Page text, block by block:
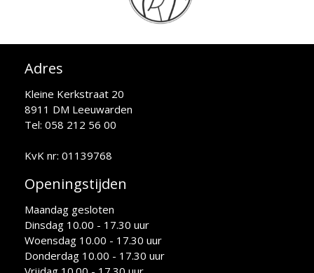
Adres
Kleine Kerkstraat 20
8911 DM Leeuwarden
Tel: 058 212 56 00
KvK nr: 01139768
Openingstijden
Maandag gesloten
Dinsdag 10.00 - 17.30 uur
Woensdag 10.00 - 17.30 uur
Donderdag 10.00 - 17.30 uur